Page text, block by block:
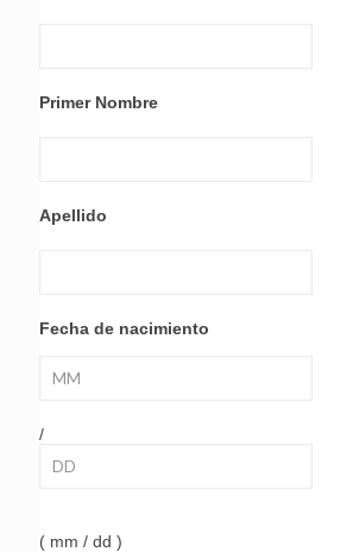
Primer Nombre
Apellido
Fecha de nacimiento
/
( mm / dd )